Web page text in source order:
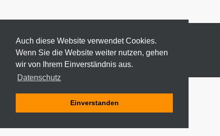
Auch diese Website verwendet Cookies.
Wenn Sie die Website weiter nutzen, gehen
wir von Ihrem Einverständnis aus.
Datenschutz
Einverstanden
© 2026 ODEKI - ALLE RECHTE VORBEHALTEN